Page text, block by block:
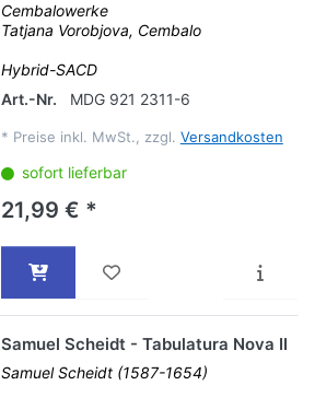
Cembalowerke
Tatjana Vorobjova, Cembalo
Hybrid-SACD
Art.-Nr.
MDG 921 2311-6
* Preise inkl. MwSt., zzgl. Versandkosten
sofort lieferbar
21,99 € *
Samuel Scheidt - Tabulatura Nova II
Samuel Scheidt (1587-1654)